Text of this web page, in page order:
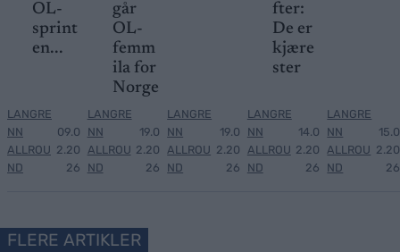
OL-
sprint
en...
LANGRE
NN
ALLROU
ND
09.0
2.20
26
går
OL-
femm
ila for
Norge
LANGRE
NN
ALLROU
ND
19.0
2.20
26
LANGRE
NN
ALLROU
ND
19.0
2.20
26
fter:
De er
kjære
ster
LANGRE
NN
ALLROU
ND
14.0
2.20
26
LANGRE
NN
ALLROU
ND
15.0
2.20
26
FLERE ARTIKLER